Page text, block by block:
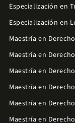
Especialización en
Especialización en
Maestría en Derecho
Maestría en
Maestría en
Maestría en
Maestría en
Maestría en